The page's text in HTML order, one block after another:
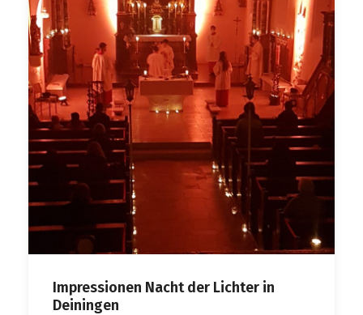
Impressionen Nacht der Lichter in
Deiningen